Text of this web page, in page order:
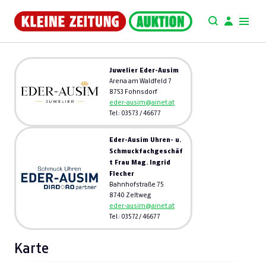
Juwelier Eder-Ausim
Arena am Waldfeld 7
8753 Fohnsdorf
eder-ausim@ainet.at
Tel.: 03573 / 46677
Eder-Ausim Uhren- u.
Schmuckfachgeschäf
t Frau Mag. Ingrid
Flecher
Bahnhofstraße 75
8740 Zeltweg
eder-ausim@ainet.at
Tel.: 03572 / 46677
Karte